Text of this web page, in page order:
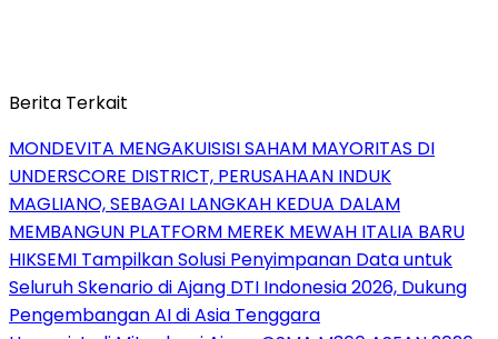
Berita Terkait
MONDEVITA MENGAKUISISI SAHAM MAYORITAS DI
UNDERSCORE DISTRICT, PERUSAHAAN INDUK
MAGLIANO, SEBAGAI LANGKAH KEDUA DALAM
MEMBANGUN PLATFORM MEREK MEWAH ITALIA BARU
HIKSEMI Tampilkan Solusi Penyimpanan Data untuk
Seluruh Skenario di Ajang DTI Indonesia 2026, Dukung
Pengembangan AI di Asia Tenggara